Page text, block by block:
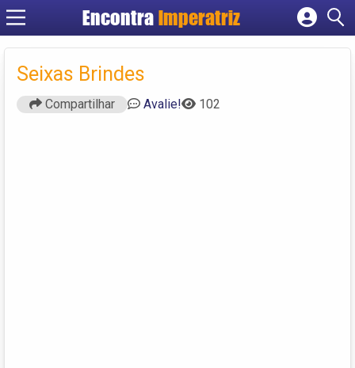
Encontra Imperatriz
Cadastrar empresa
Seixas Brindes
Compartilhar Avalie! 102